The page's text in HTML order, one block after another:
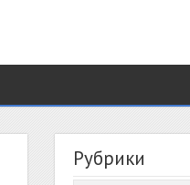
Рубрики